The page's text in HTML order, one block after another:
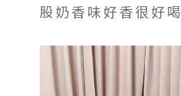
股奶香味好香很好喝